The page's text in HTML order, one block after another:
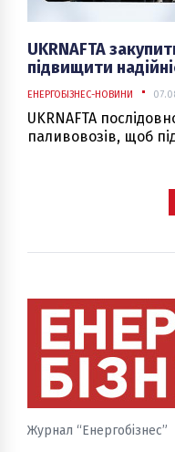
UKRNAFTA
підвищити
ЕНЕРГОБІЗНЕС-НОВИНИ
UKRNAFTA
паливовозів, щоб
постачання
Журнал “Енергобізнес”